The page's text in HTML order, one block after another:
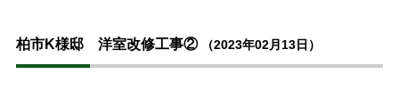
柏市K様邸 洋室改修工事② （2023年02月13日）